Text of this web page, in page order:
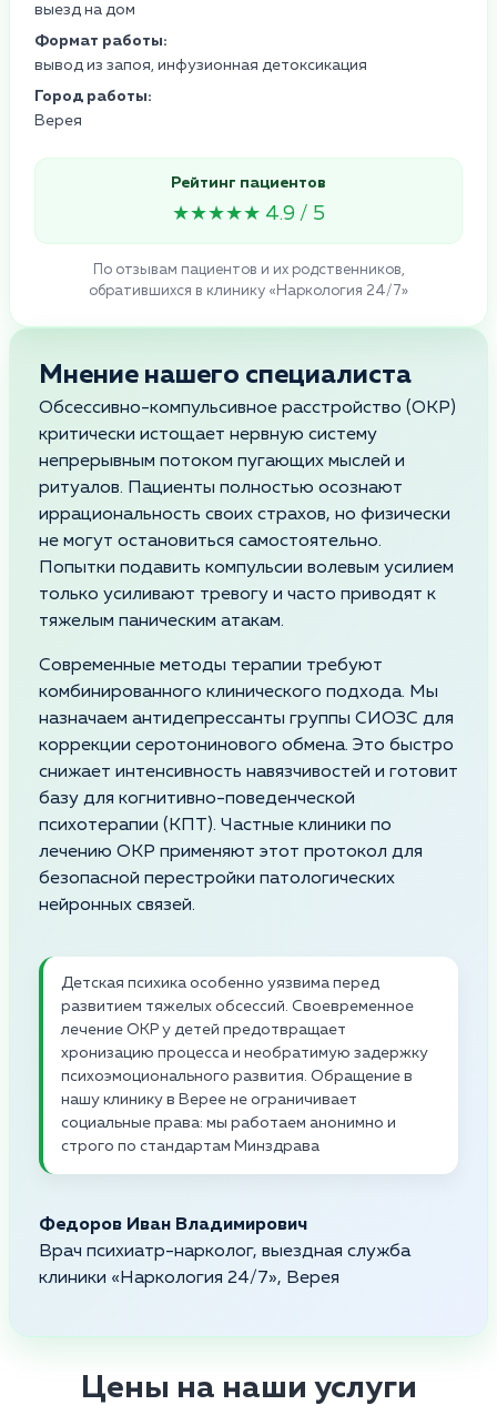
выезд на дом
Формат работы:
вывод из запоя, инфузионная детоксикация
Город работы:
Верея
Рейтинг пациентов
★★★★★ 4.9 / 5
По отзывам пациентов и их родственников,
обратившихся в клинику «Наркология 24/7»
Мнение нашего специалиста
Обсессивно-компульсивное расстройство (ОКР)
критически истощает нервную систему
непрерывным потоком пугающих мыслей и
ритуалов. Пациенты полностью осознают
иррациональность своих страхов, но физически
не могут остановиться самостоятельно.
Попытки подавить компульсии волевым усилием
только усиливают тревогу и часто приводят к
тяжелым паническим атакам.
Современные методы терапии требуют
комбинированного клинического подхода. Мы
назначаем антидепрессанты группы СИОЗС для
коррекции серотонинового обмена. Это быстро
снижает интенсивность навязчивостей и готовит
базу для когнитивно-поведенческой
психотерапии (КПТ). Частные клиники по
лечению ОКР применяют этот протокол для
безопасной перестройки патологических
нейронных связей.
Детская психика особенно уязвима перед
развитием тяжелых обсессий. Своевременное
лечение ОКР у детей предотвращает
хронизацию процесса и необратимую задержку
психоэмоционального развития. Обращение в
нашу клинику в Верее не ограничивает
социальные права: мы работаем анонимно и
строго по стандартам Минздрава
Федоров Иван Владимирович
Врач психиатр-нарколог, выездная служба
клиники «Наркология 24/7», Верея
Цены на наши услуги